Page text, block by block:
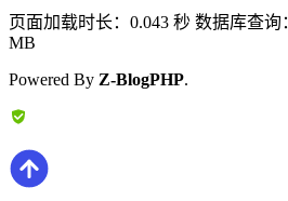
页面加载时长：0.043 秒 数据库查询
MB
Powered By Z-BlogPHP.